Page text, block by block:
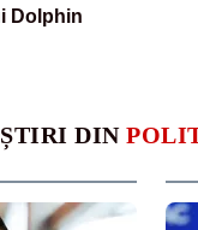
Dolphin
DIN